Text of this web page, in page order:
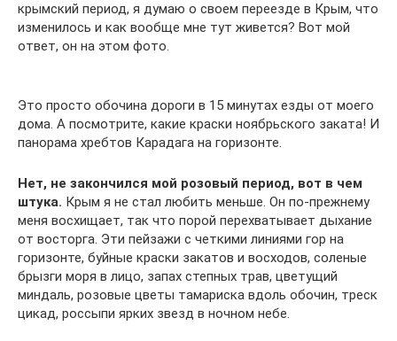
крымский период, я думаю о своем переезде в Крым, что
изменилось и как вообще мне тут живется? Вот мой
ответ, он на этом фото.
Это просто обочина дороги в 15 минутах езды от моего
дома. А посмотрите, какие краски ноябрьского заката! И
панорама хребтов Карадага на горизонте.
Нет, не закончился мой розовый период, вот в чем
штука. Крым я не стал любить меньше. Он по-прежнему
меня восхищает, так что порой перехватывает дыхание
от восторга. Эти пейзажи с четкими линиями гор на
горизонте, буйные краски закатов и восходов, соленые
брызги моря в лицо, запах степных трав, цветущий
миндаль, розовые цветы тамариска вдоль обочин, треск
цикад, россыпи ярких звезд в ночном небе.